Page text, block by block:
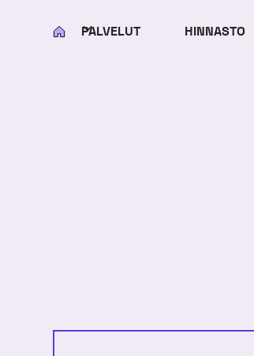
PALVELUT HINNASTO